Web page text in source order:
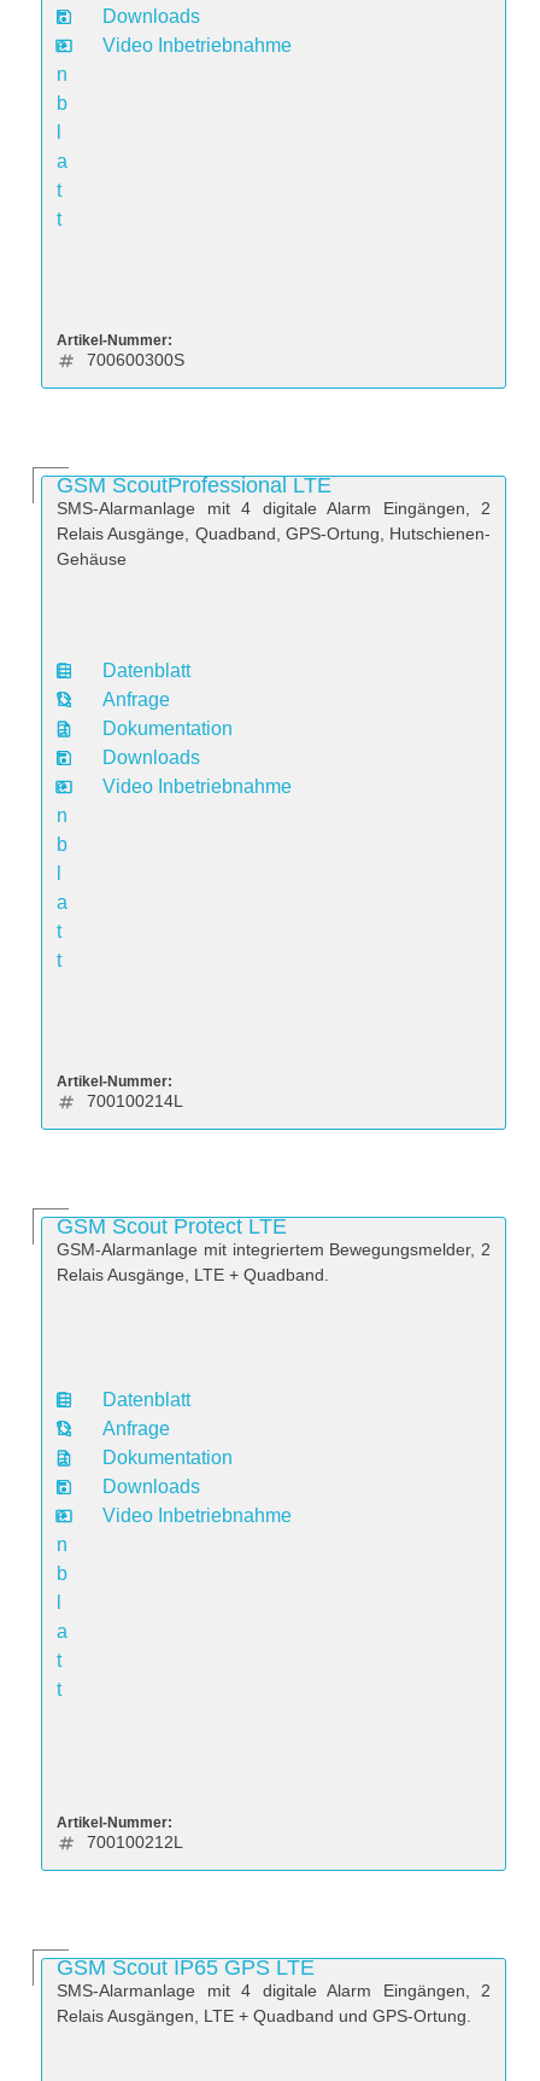
t
e
n
b
a
t
t
Downloads
Video Inbetriebnahme
Artikel-Nummer:
700600300S
GSM ScoutProfessional LTE
SMS-Alarmanlage mit 4 digitale Alarm Eingängen, 2
Relais Ausgänge, Quadband, GPS-Ortung, Hutschienen-
Gehäuse
D
a
t
e
n
b
a
t
t
Datenblatt
Anfrage
Dokumentation
Downloads
Video Inbetriebnahme
Artikel-Nummer:
700100214L
GSM Scout Protect LTE
GSM-Alarmanlage mit integriertem Bewegungsmelder, 2
Relais Ausgänge, LTE + Quadband.
D
a
t
e
n
b
a
t
t
Datenblatt
Anfrage
Dokumentation
Downloads
Video Inbetriebnahme
Artikel-Nummer:
700100212L
GSM Scout IP65 GPS LTE
SMS-Alarmanlage mit 4 digitale Alarm Eingängen, 2
Relais Ausgängen, LTE + Quadband und GPS-Ortung.